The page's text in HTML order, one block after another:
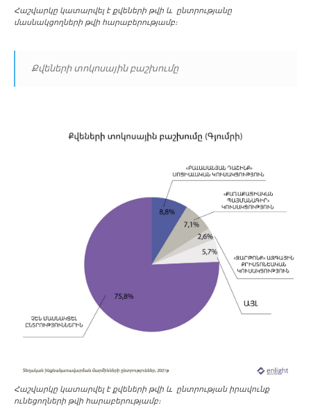
Հաշվարկը կատարվել է քվեների թվի և ընտրությանը
մասնակցողների թվի հարաբերությամբ։
Քվեների տոկոսային բաշխումը
Հաշվարկը կատարվել է քվեների թվի և ընտրության իրավունք
ունեցողների թվի հարաբերությամբ։